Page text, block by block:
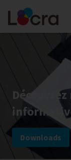
Downloads